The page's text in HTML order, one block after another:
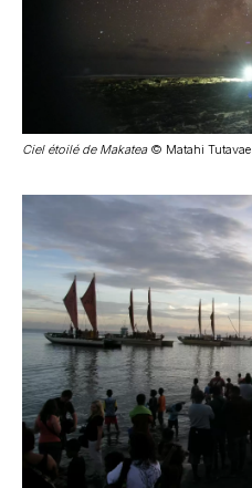
Ciel étoilé de Makatea© Matahi Tutavae